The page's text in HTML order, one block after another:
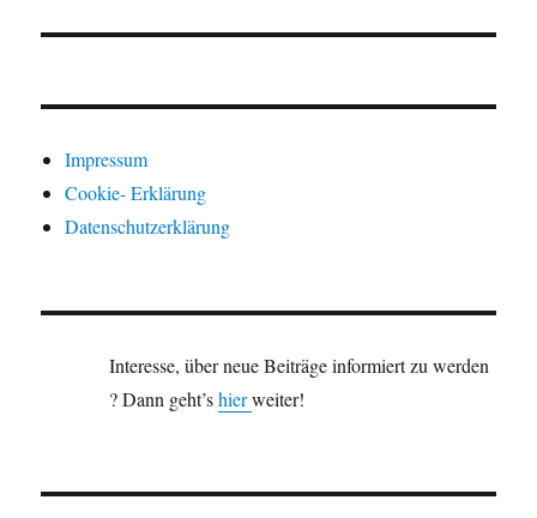
Impressum
Cookie- Erklärung
Datenschutzerklärung
Interesse, über neue Beiträge informiert zu werden
? Dann geht’shierweiter!